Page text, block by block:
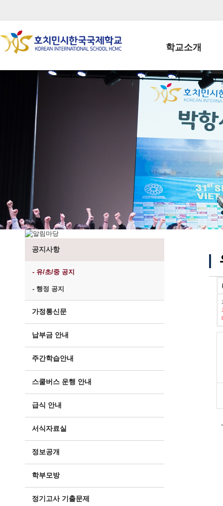
학교소개
학교장인사말
학생회장인사말
학교상징
학교 CI
교직원현황
학생현황
위치/전화
전경사진
공지사항
- 유/초/중 공지
- 행정 공지
가정통신문
납부금 안내
주간학습안내
스쿨버스 운행 안내
급식 안내
서식자료실
정보공개
학부모방
정기고사 기출문제